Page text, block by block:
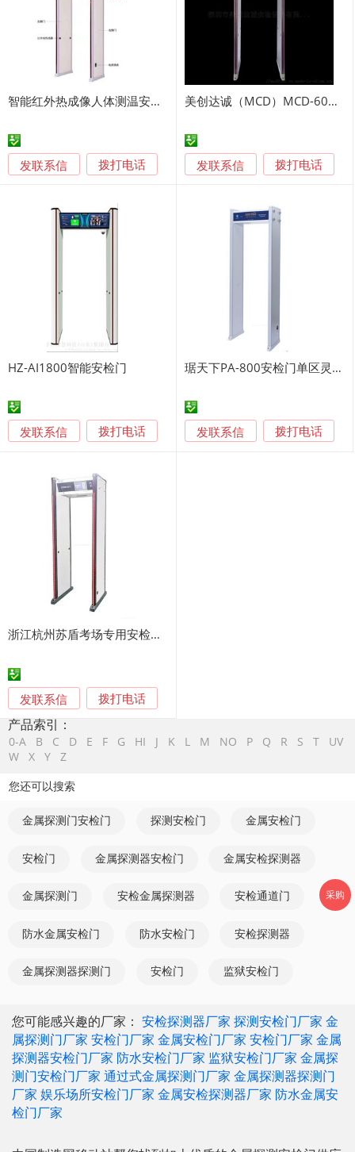
智能红外热成像人体测温安检门学校工厂进出测温门
发联系信 拨打电话
美创达诚（MCD）MCD-600安检门安全检查
发联系信 拨打电话
HZ-AI1800智能安检门
发联系信 拨打电话
琚天下PA-800安检门单区灵敏探测
发联系信 拨打电话
浙江杭州苏盾考场专用安检门直销租赁
发联系信 拨打电话
产品索引：
0-A B C D E F G HI J K L M NO P Q R S T
UV
W
X Y Z
您还可以搜索
金属探测门安检门 探测安检门 金属安检门
安检门 金属探测器安检门 金属安检探测器
金属探测门 安检金属探测器 安检通道门
防水金属安检门 防水安检门 安检探测器
金属探测器探测门 安检门 监狱安检门
您可能感兴趣的厂家： 安检探测器厂家 探测安检门厂家 金
属探测门厂家 安检门厂家 金属安检门厂家 安检门厂家 金属
探测器安检门厂家 防水安检门厂家 监狱安检门厂家 金属探
测门安检门厂家 通过式金属探测门厂家 金属探测器探测门
厂家 娱乐场所安检门厂家 金属安检探测器厂家 防水金属安
检门厂家
采购